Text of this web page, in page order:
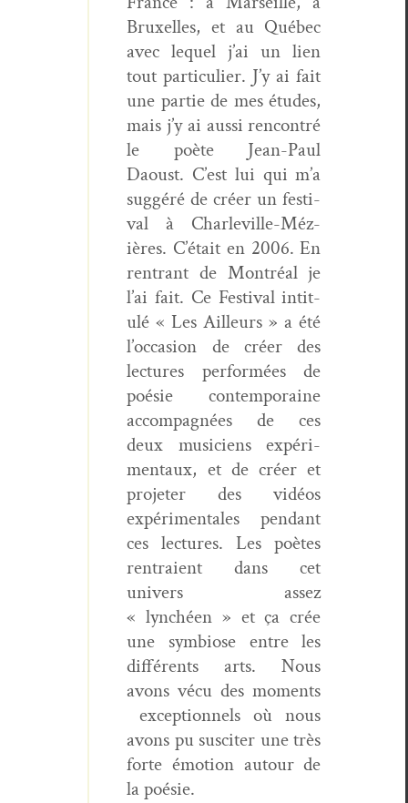
Brux­elles, et au Québec
avec lequel j’ai un lien
tout par­ti­c­uli­er. J’y ai fait
une par­tie de mes études,
mais j’y ai aus­si ren­con­tré
le poète Jean-Paul
Daoust. C’est lui qui m’a
sug­géré de créer un fes­ti­
val à Charleville-Méz­
ières. C’é­tait en 2006. En
ren­trant de Mon­tréal je
l’ai fait. Ce Fes­ti­val inti­t­
ulé « Les Ailleurs » a été
l’occasion de créer des
lec­tures per­for­mées de
poésie con­tem­po­raine
accom­pa­g­nées de ces
deux musi­ciens expéri­
men­taux, et de créer et
pro­jeter des vidéos
expéri­men­tales pen­dant
ces lec­tures. Les poètes
ren­traient dans cet
univers assez
« lynchéen » et ça crée
une sym­biose entre les
dif­férents arts. Nous
avons vécu des moments
excep­tion­nels où nous
avons pu sus­citer une très
forte émo­tion autour de
la poésie.